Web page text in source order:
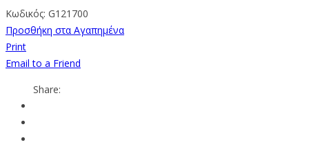
Κωδικός: G121700
Προσθήκη στα Αγαπημένα
Print
Email to a Friend
Share: